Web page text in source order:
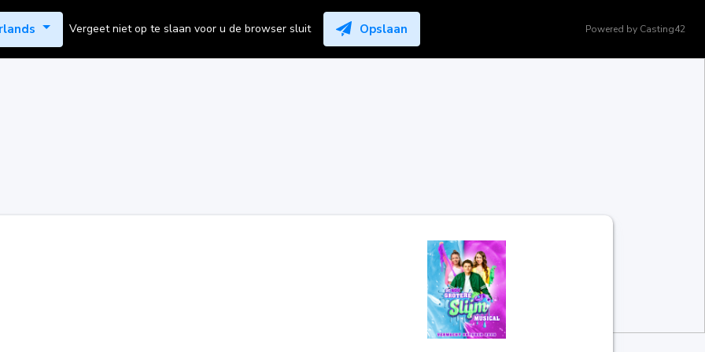
Vergeet niet op te slaan voor u de browser sluit Opslaan Powered by Casting42